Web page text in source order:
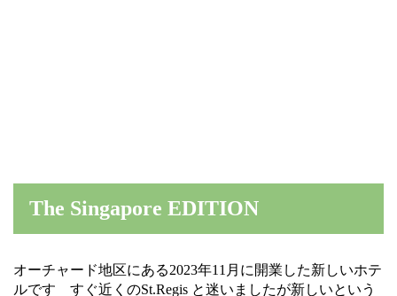
The Singapore EDITION
オーチャード地区にある2023年11月に開業した新しいホテ
ルです すぐ近くのSt.Regis と迷いましたが新しいという